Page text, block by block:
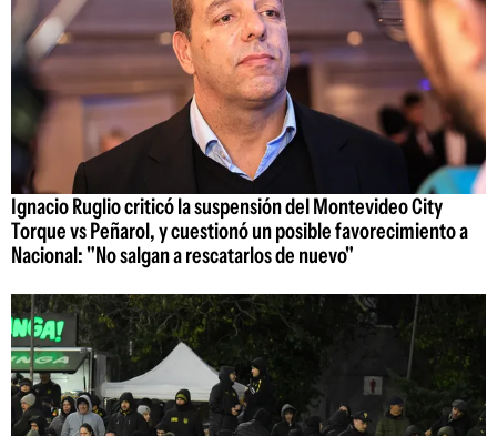
Ignacio Ruglio criticó la suspensión del Montevideo City
Torque vs Peñarol, y cuestionó un posible favorecimiento a
Nacional: "No salgan a rescatarlos de nuevo"